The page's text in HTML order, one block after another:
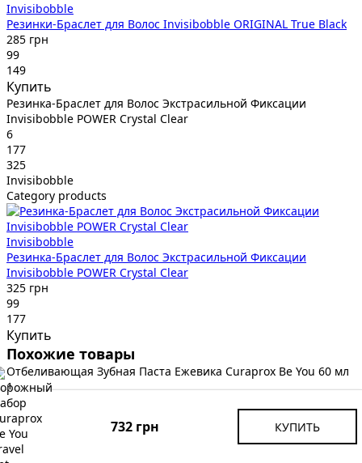
732 грн КУПИТЬ
Invisibobble
Резинки-Браслет для Волос Invisibobble ORIGINAL True Black
285 грн
99
149
Купить
Резинка-Браслет для Волос Экстрасильной Фиксации
Invisibobble POWER Crystal Clear
6
177
325
Invisibobble
Category products
Invisibobble
Резинка-Браслет для Волос Экстрасильной Фиксации
Invisibobble POWER Crystal Clear
325 грн
99
177
Купить
Похожие товары
Отбеливающая Зубная Паста Ежевика Curaprox Be You 60 мл
1
30941
780
Curaprox
Category products